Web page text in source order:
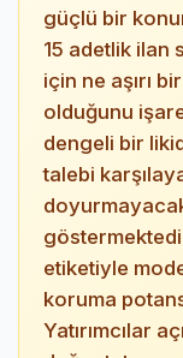
güçlü bir
15 adetlik ilan
için ne aşırı
olduğunu
dengeli bir
talebi
etiketiyle
koruma
Yatırımcılar